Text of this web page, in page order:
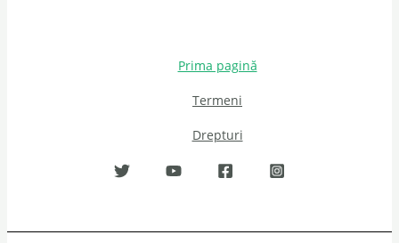
Prima pagină
Termeni
Drepturi